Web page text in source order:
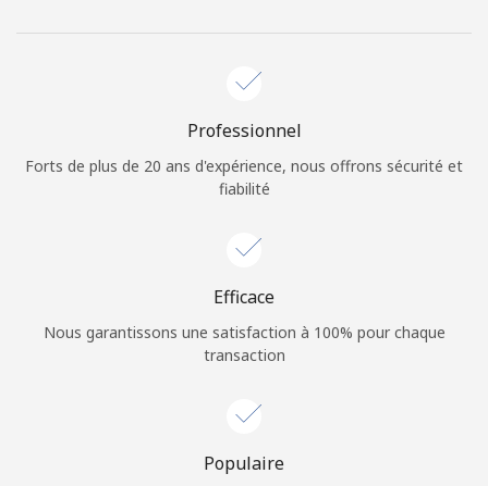
Conditions générales.
S'inscrire
Bonjour!
Professionnel
Forts de plus de 20 ans d'expérience, nous offrons sécurité et
fiabilité
Efficace
Nous garantissons une satisfaction à 100% pour chaque
transaction
Populaire